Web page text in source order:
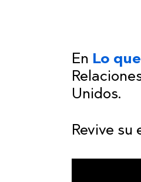
En Lo
Unidos.
Revive su